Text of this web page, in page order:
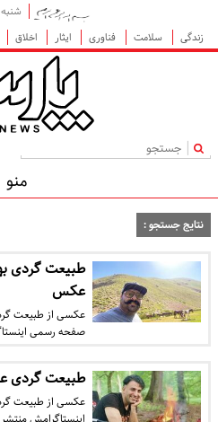
شنبه ۱۷ مرداد ۱۴۰۵
زندگی
سلامت فناوری ایثار اخلاق
|
منو
نتایج جستجو :
طبیعت گردی
عکس
عکسی از طبیعت
صفحه رسمی
طبیعت گردی
عکسی از طبیعت